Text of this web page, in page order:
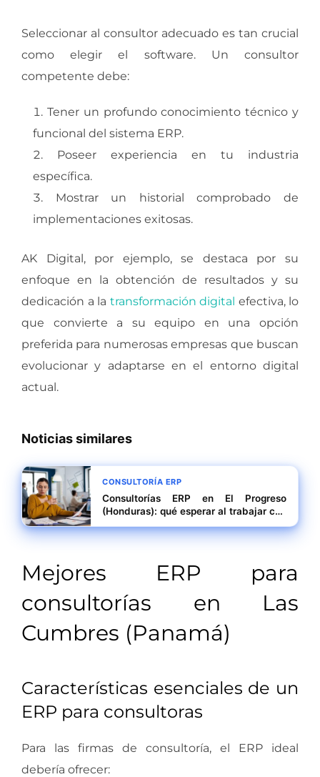
Seleccionar al consultor adecuado es tan crucial
como elegir el software. Un consultor
competente debe:
Tener un profundo conocimiento técnico y
funcional del sistema ERP.
Poseer experiencia en tu industria
específica.
Mostrar un historial comprobado de
implementaciones exitosas.
AK Digital, por ejemplo, se destaca por su
enfoque en la obtención de resultados y su
dedicación a la transformación digital efectiva, lo
que convierte a su equipo en una opción
preferida para numerosas empresas que buscan
evolucionar y adaptarse en el entorno digital
actual.
Noticias similares
CONSULTORÍA ERP
Consultorías ERP en El Progreso
(Honduras): qué esperar al trabajar con
expertos en ERP
Mejores ERP para
consultorías en Las
Cumbres (Panamá)
Características esenciales de un
ERP para consultoras
Para las firmas de consultoría, el ERP ideal
debería ofrecer: